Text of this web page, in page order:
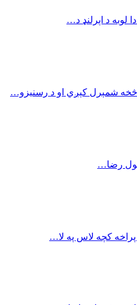
لوبه د اېرلنډ د…
څخه شمېرل کېږي او د رسنیزو…
پراخه کچه لاس په لا…